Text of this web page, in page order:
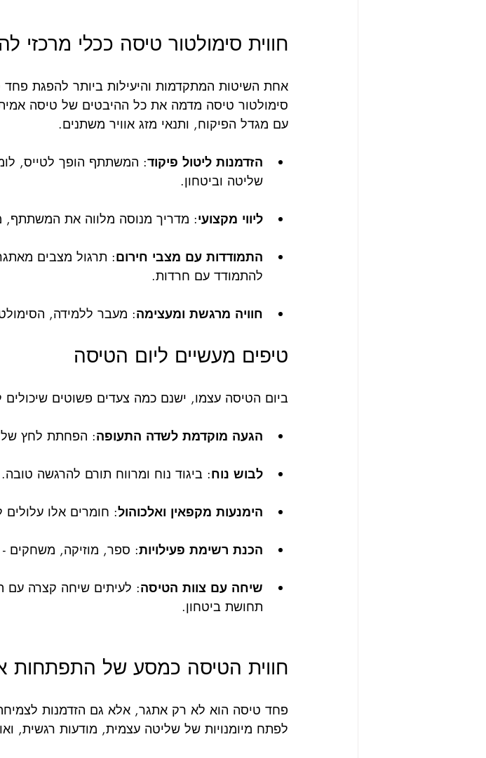
חווית סימולטור טיסה ככלי מרכזי
אחת השיטות המתקדמות והיעילות ביותר להפגת פחד
סימולטור טיסה מדמה את כל ההיבטים של טיסה
עם מגדל הפיקוח, ותנאי מזג אוויר משתנים.
הזדמנות ליטול פיקוד: המשתתף הופך לטייס,
שליטה וביטחון.
ליווי מקצועי: מדריך מנוסה מלווה את המשתתף,
התמודדות עם מצבי חירום: תרגול מצבים
להתמודד עם חרדות.
חוויה מרגשת ומעצימה: מעבר ללמידה,
טיפים מעשיים ליום הטיסה
ביום הטיסה עצמו, ישנם כמה צעדים פשוטים שיכולים
הגעה מוקדמת לשדה התעופה: הפחתת לחץ של
לבוש נוח: ביגוד נוח ומרווח תורם להרגשה טובה.
הימנעות מקפאין ואלכוהול: חומרים אלו
הכנת רשימת פעילויות: ספר, מוזיקה, משחקים
שיחה עם צוות הטיסה: לעיתים שיחה קצרה עם
תחושת ביטחון.
חווית הטיסה כמסע של התפתחות
פחד טיסה הוא לא רק אתגר, אלא גם הזדמנות
לפתח מיומנויות של שליטה עצמית, מודעות רגשית,